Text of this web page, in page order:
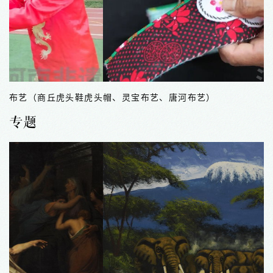
布艺（商丘虎头鞋虎头帽、灵宝布艺、唐河布艺）
专题